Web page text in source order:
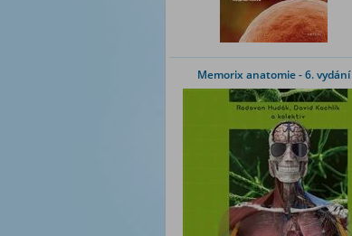
Memorix anatomie - 6. vydání